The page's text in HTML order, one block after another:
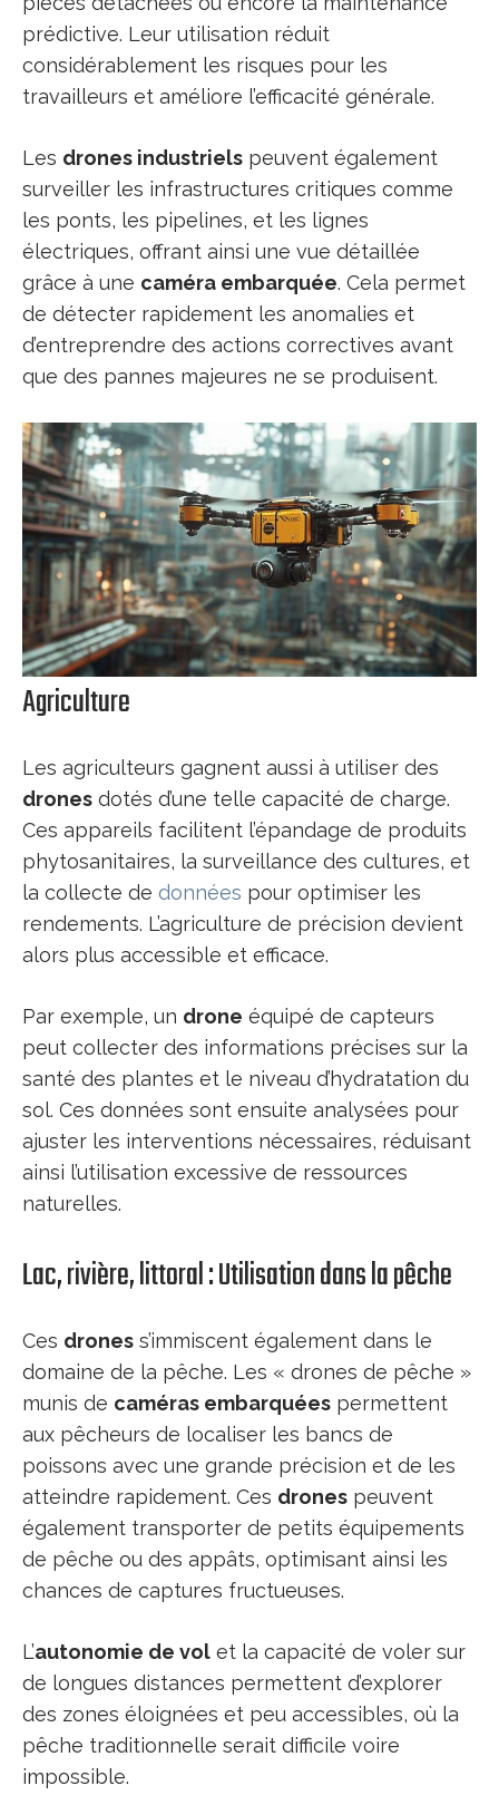
prédictive. Leur utilisation réduit
considérablement les risques pour les
travailleurs et améliore l’efficacité générale.
Les drones industriels peuvent également
surveiller les infrastructures critiques comme
les ponts, les pipelines, et les lignes
électriques, offrant ainsi une vue détaillée
grâce à une caméra embarquée. Cela permet
de détecter rapidement les anomalies et
d’entreprendre des actions correctives avant
que des pannes majeures ne se produisent.
Agriculture
Les agriculteurs gagnent aussi à utiliser des
drones dotés d’une telle capacité de charge.
Ces appareils facilitent l’épandage de produits
phytosanitaires, la surveillance des cultures, et
la collecte de données pour optimiser les
rendements. L’agriculture de précision devient
alors plus accessible et efficace.
Par exemple, un drone équipé de capteurs
peut collecter des informations précises sur la
santé des plantes et le niveau d’hydratation du
sol. Ces données sont ensuite analysées pour
ajuster les interventions nécessaires, réduisant
ainsi l’utilisation excessive de ressources
naturelles.
Lac, rivière, littoral : Utilisation dans la pêche
Ces drones s’immiscent également dans le
domaine de la pêche. Les « drones de pêche »
munis de caméras embarquées permettent
aux pêcheurs de localiser les bancs de
poissons avec une grande précision et de les
atteindre rapidement. Ces drones peuvent
également transporter de petits équipements
de pêche ou des appâts, optimisant ainsi les
chances de captures fructueuses.
L’autonomie de vol et la capacité de voler sur
de longues distances permettent d’explorer
des zones éloignées et peu accessibles, où la
pêche traditionnelle serait difficile voire
impossible.